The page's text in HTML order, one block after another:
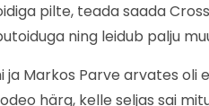
pilte, teada saada
ning leidub palju
ja Markos Parve arvates oli
härg, kelle seljas sai